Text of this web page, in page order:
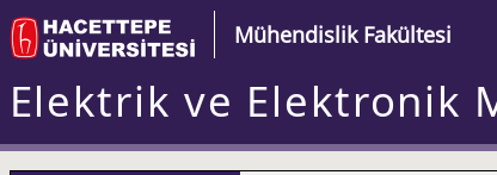
Mühendislik Fakültesi
Elektrik ve Elektronik